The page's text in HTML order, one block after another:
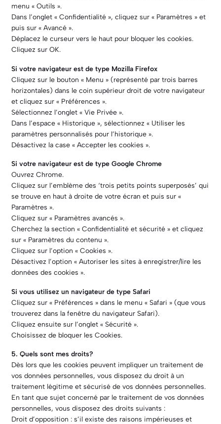
menu « Outils ».
Dans l’onglet « Confidentialité », cliquez sur « Paramètres » et
puis sur « Avancé ».
Déplacez le curseur vers le haut pour bloquer les cookies.
Cliquez sur OK.
Si votre navigateur est de type Mozilla Firefox
Cliquez sur le bouton « Menu » (représenté par trois barres
horizontales) dans le coin supérieur droit de votre navigateur
et cliquez sur « Préférences ».
Sélectionnez l’onglet « Vie Privée ».
Dans l’espace « Historique », sélectionnez « Utiliser les
paramètres personnalisés pour l’historique ».
Désactivez la case « Accepter les cookies ».
Si votre navigateur est de type Google Chrome
Ouvrez Chrome.
Cliquez sur l’emblème des ‘trois petits points superposés’ qui
se trouve en haut à droite de votre écran et puis sur «
Paramètres ».
Cliquez sur « Paramètres avancés ».
Cherchez la section « Confidentialité et sécurité » et cliquez
sur « Paramètres du contenu ».
Cliquez sur l’option « Cookies ».
Désactivez l’option « Autoriser les sites à enregistrer/lire les
données des cookies ».
Si vous utilisez un navigateur de type Safari
Cliquez sur « Préférences » dans le menu « Safari » (que vous
trouverez dans la fenêtre du navigateur Safari).
Cliquez ensuite sur l’onglet « Sécurité ».
Choisissez de bloquer les Cookies.
5. Quels sont mes droits?
Dès lors que les cookies peuvent impliquer un traitement de
vos données personnelles, vous disposez du droit à un
traitement légitime et sécurisé de vos données personnelles.
En tant que sujet concerné par le traitement de vos données
personnelles, vous disposez des droits suivants :
Droit d’opposition : s’il existe des raisons impérieuses et